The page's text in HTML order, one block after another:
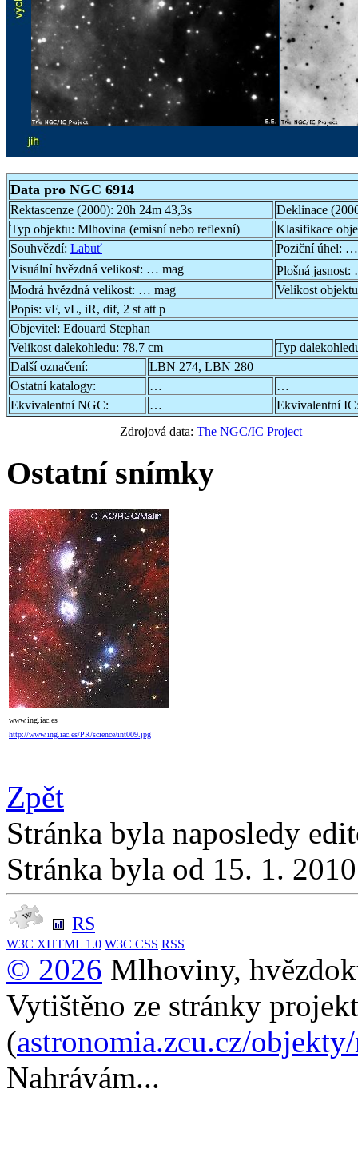
Data pro NGC 6914
Rektascenze (2000): 20h 24m 43,3s
Deklinace
Typ objektu: Mlhovina (emisní nebo reflexní)
Klasifikace
Souhvězdí: Labuť Poziční úhel: …
Visuální hvězdná velikost: … mag Plošná jasnost:
Modrá hvězdná velikost: … mag
Velikost
Popis: vF, vL, iR, dif, 2 st att p
Objevitel: Edouard Stephan
Velikost dalekohledu: 78,7 cm
Typ
Další označení:
LBN 274, LBN 280
Ostatní katalogy:
…
…
Ekvivalentní NGC:
…
Ekvivalentní
Zdrojová data: The NGC/IC Project
Ostatní snímky
www.ing.iac.es
http://www.ing.iac.es/PR/science/int009.jpg
Zpět
Stránka byla naposledy
Stránka byla od 15. 1.
RS
W3C XHTML 1.0 W3C CSS RSS
© 2026 Mlhoviny,
Vytištěno ze stránky
(astronomia.zcu.cz/
Nahrávám...